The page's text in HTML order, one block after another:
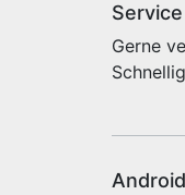
Gerne